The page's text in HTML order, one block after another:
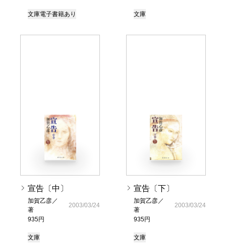
文庫電子書籍あり 文庫
宣告〔中〕
加賀乙彦／
著
935円
2003/03/24
文庫
宣告〔下〕
加賀乙彦／
著
935円
2003/03/24
文庫